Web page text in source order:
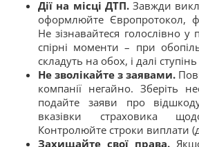
Дії на місці ДТП.Завжди
оформлюйте Європротокол,
Не зізнавайтеся голослівно
спірні моменти – при
складуть на обох, і далі
Не зволікайте з заявами.
компанії негайно. Зберіть
подайте заяви про
вказівки страховика
Контролюйте строки виплати
Захищайте свої права.